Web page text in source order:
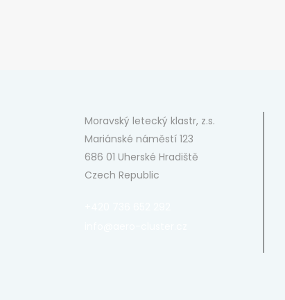
Moravský letecký klastr, z.s.
Mariánské náměstí 123
686 01 Uherské Hradiště
Czech Republic